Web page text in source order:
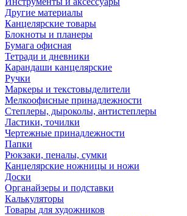
Другие материалы
Канцелярские товары
Блокноты и планеры
Бумага офисная
Тетради и дневники
Карандаши канцелярские
Ручки
Маркеры и текстовыделители
Мелкоофисные принадлежности
Степлеры, дыроколы, антистеплеры
Ластики, точилки
Чертежные принадлежности
Папки
Рюкзаки, пеналы, сумки
Канцелярские ножницы и ножи
Доски
Органайзеры и подставки
Калькуляторы
Товары для художников